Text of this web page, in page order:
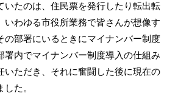
いたのは、住民票を発行したり転出転
いわゆる市役所業務で皆さんが想像す
の部署にいるときにマイナンバー制度
署内でマイナンバー制度導入の仕組み
いただき、それに奮闘した後に現在の
た。